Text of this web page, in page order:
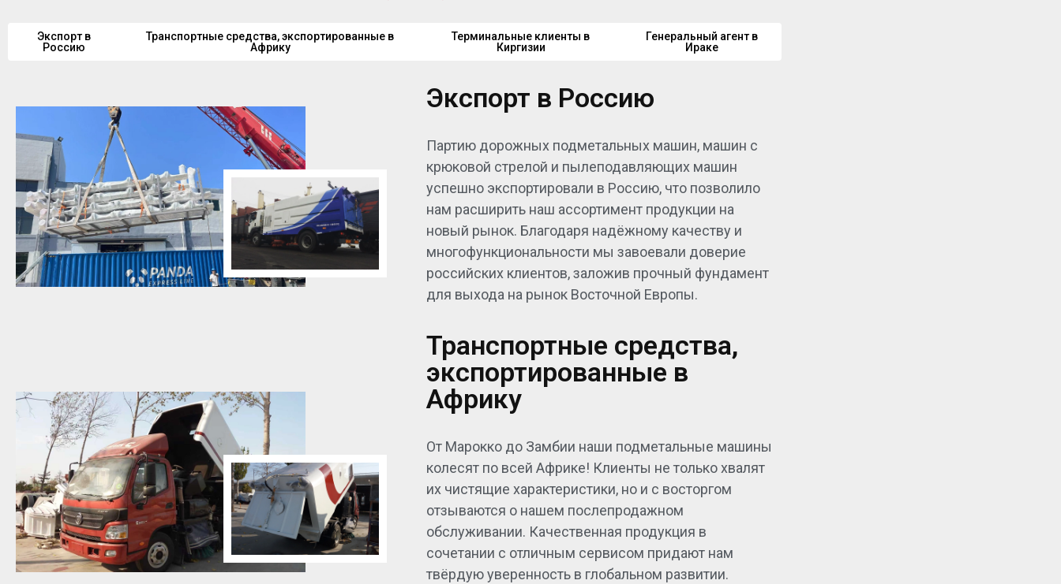
Экспорт в
Россию
Транспортные средства, экспортированные в
Африку
Терминальные клиенты в
Киргизии
Генеральный агент в
Ираке
Экспорт в Россию
Партию дорожных подметальных машин, машин с
крюковой стрелой и пылеподавляющих машин
успешно экспортировали в Россию, что позволило
нам расширить наш ассортимент продукции на
новый рынок. Благодаря надёжному качеству и
многофункциональности мы завоевали доверие
российских клиентов, заложив прочный фундамент
для выхода на рынок Восточной Европы.
Транспортные средства,
экспортированные в
Африку
От Марокко до Замбии наши подметальные машины
колесят по всей Африке! Клиенты не только хвалят
их чистящие характеристики, но и с восторгом
отзываются о нашем послепродажном
обслуживании. Качественная продукция в
сочетании с отличным сервисом придают нам
твёрдую уверенность в глобальном развитии.